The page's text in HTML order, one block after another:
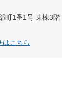
町1番1号 東棟3階
はこちら